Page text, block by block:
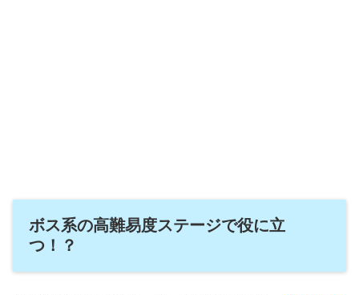
ボス系の高難易度ステージで役に立
つ！？